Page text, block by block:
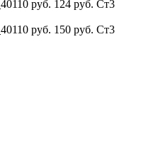
40110 руб. 124 руб. Ст3
40110 руб. 150 руб. Ст3